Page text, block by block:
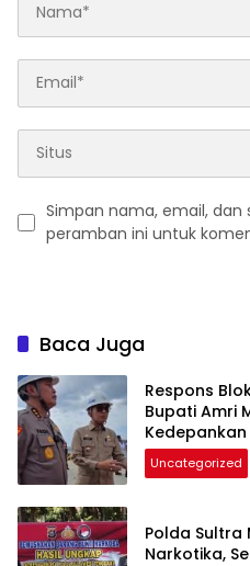
Simpan nama, email, dan
peramban ini untuk
Baca Juga
Respons
Bupati Amri
Hukum
Uncategorized
Polda Sultra
Narkotika,